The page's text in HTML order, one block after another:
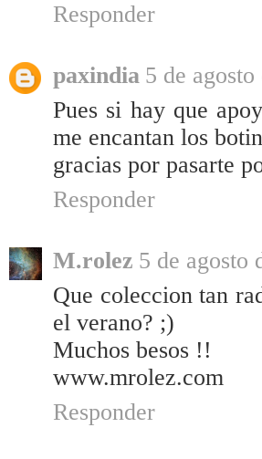
Responder
paxindia 5 de
Pues si hay que
me encantan los
gracias por pasarte
Responder
M.rolez 5 de agosto
Que coleccion tan
el verano? ;)
Muchos besos !!
www.mrolez.com
Responder